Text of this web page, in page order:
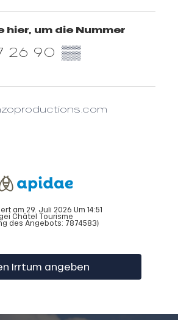
hier, um die Nummer
26 90 ▒▒
am 29. Juli 2026 Um 14:51
gei Châtel Tourisme
des Angebots: 7874583)
Irrtum angeben